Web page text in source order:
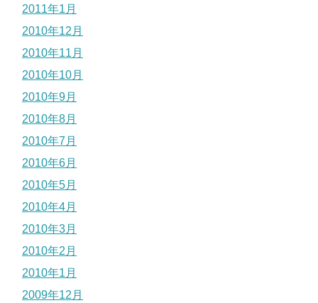
2011年1月
2010年12月
2010年11月
2010年10月
2010年9月
2010年8月
2010年7月
2010年6月
2010年5月
2010年4月
2010年3月
2010年2月
2010年1月
2009年12月